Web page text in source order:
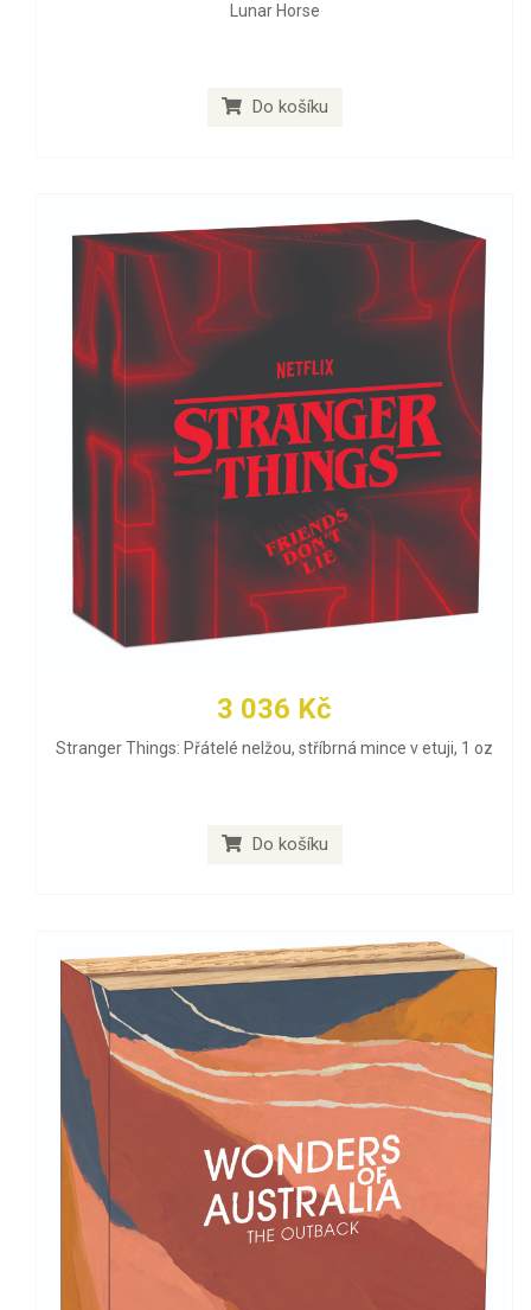
Lunar Horse
Do košíku
3 036 Kč
Stranger Things: Přátelé nelžou, stříbrná mince v etuji, 1 oz
Do košíku